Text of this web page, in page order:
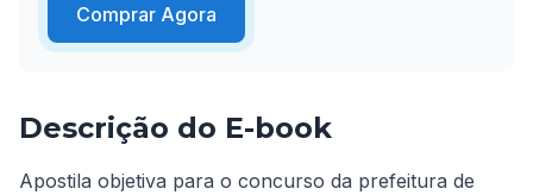
Comprar Agora
Descrição do E-book
Apostila objetiva para o concurso da prefeitura de